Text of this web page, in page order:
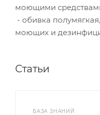
моющими
- обивка
моющих и
Статьи
БАЗА ЗНАНИЙ